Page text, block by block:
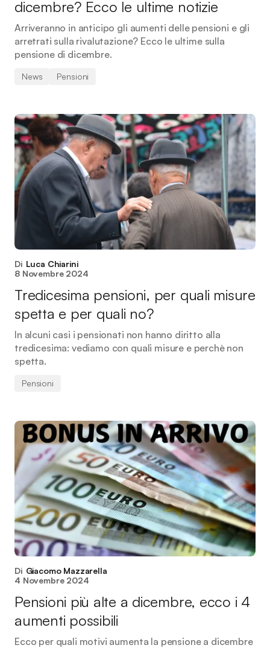
dicembre? Ecco le ultime notizie
Arriveranno in anticipo gli aumenti delle pensioni e gli
arretrati sulla rivalutazione? Ecco le ultime sulla
pensione di dicembre.
News Pensioni
Di Luca Chiarini
8 Novembre 2024
Tredicesima pensioni, per quali misure
spetta e per quali no?
In alcuni casi i pensionati non hanno diritto alla
tredicesima: vediamo con quali misure e perchè non
spetta.
Pensioni
Di Giacomo Mazzarella
4 Novembre 2024
Pensioni più alte a dicembre, ecco i 4
aumenti possibili
Ecco per quali motivi aumenta la pensione a dicembre